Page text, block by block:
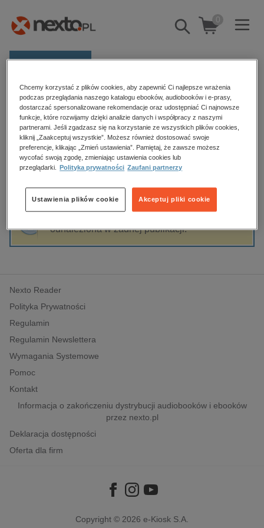
Pokaż/schowaj
wyszukiwarkę
0
E-prasa
Kategorie
Zobacz wszystkie E-prasa
budownictwo, aranżacja wnętrz
biznesowe, branżowe, gospodarka
edukacja
hobby, sport, rozrywka
komputery, internet, technologie, informatyka
polityka, społeczno-informacyjne
psychologiczne
inne
popularno-naukowe
historia
Strona główna Dawid Kujawa
Dawid Kujawa
Sortowanie Filtrowanie
odnaleziona w żadnej publikacji.
Nexto Reader
Polityka Prywatności
Regulamin
Regulamin Newslettera
Wymagania Systemowe
Pomoc
Kontakt
Informacja o zakończeniu dystrybucji audiobooków i ebooków
przez nexto.pl
Deklaracja dostępności
Oferta dla firm
Copyright © 2026 e-Kiosk S.A.
Chcemy korzystać z plików cookies, aby zapewnić Ci najlepsze wrażenia
podczas przeglądania naszego katalogu ebooków, audiobooków i e-prasy,
dostarczać spersonalizowane rekomendacje oraz udostępniać Ci najnowsze
funkcje, które rozwijamy dzięki analizie danych i współpracy z naszymi
partnerami. Jeśli zgadzasz się na korzystanie ze wszystkich plików cookies,
kliknij „Zaakceptuj wszystkie”. Możesz również dostosować swoje
preferencje, klikając „Zmień ustawienia”. Pamiętaj, że zawsze możesz
wycofać swoją zgodę, zmieniając ustawienia cookies lub
przeglądarki.
Polityka prywatności Zaufani partnerzy
Akceptuj pliki cookie
Ustawienia plików cookie